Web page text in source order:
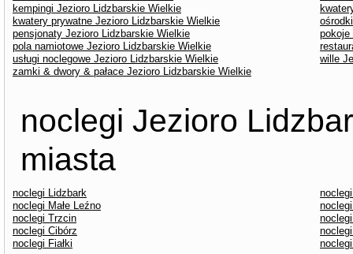
kempingi Jezioro Lidzbarskie Wielkie
kwatery prywatne Jezioro Lidzbarskie Wielkie
pensjonaty Jezioro Lidzbarskie Wielkie
pokoje
pola namiotowe Jezioro Lidzbarskie Wielkie
usługi noclegowe Jezioro Lidzbarskie Wielkie
wille
zamki & dwory & pałace Jezioro Lidzbarskie Wielkie
noclegi Jezioro
miasta
noclegi Lidzbark
noclegi Małe Leźno
noclegi Trzcin
noclegi Cibórz
noclegi Fiałki